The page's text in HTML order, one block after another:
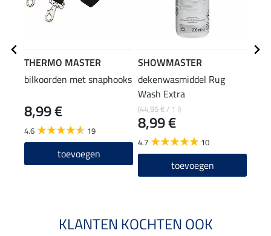
THERMO MASTER
bilkoorden met snaphooks
8,99 €
4.6 19
toevoegen
SHOWMASTER
dekenwasmiddel Rug
Wash Extra
(44,95 € / 1 l)
8,99 €
4.7 10
toevoegen
KLANTEN KOCHTEN OOK